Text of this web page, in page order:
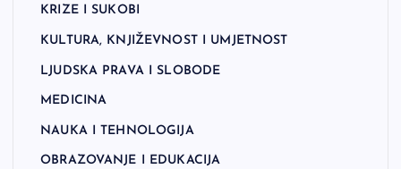
KRIZE I SUKOBI
KULTURA, KNJIŽEVNOST I UMJETNOST
LJUDSKA PRAVA I SLOBODE
MEDICINA
NAUKA I TEHNOLOGIJA
OBRAZOVANJE I EDUKACIJA